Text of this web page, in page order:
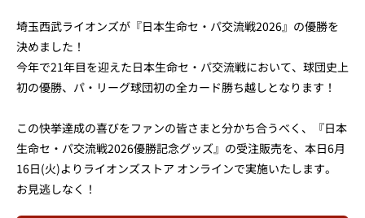
埼玉西武ライオンズが『日本生命セ・パ交流戦2026』の優勝を
決めました！
今年で21年目を迎えた日本生命セ・パ交流戦において、球団史上
初の優勝、パ・リーグ球団初の全カード勝ち越しとなります！
この快挙達成の喜びをファンの皆さまと分かち合うべく、『日本
生命セ・パ交流戦2026優勝記念グッズ』の受注販売を、本日6月
16日(火)よりライオンズストア オンラインで実施いたします。
お見逃しなく！